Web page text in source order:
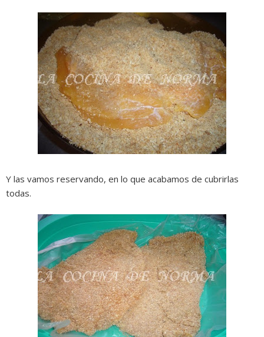
Y las vamos reservando, en lo que acabamos de cubrirlas
todas.